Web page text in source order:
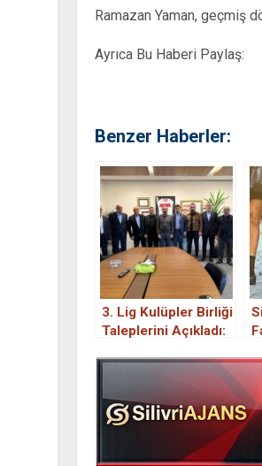
Ramazan Yaman, geçmiş
Ayrıca Bu Haberi Paylaş:
Benzer Haberler:
3. Lig Kulüpler Birliği
Taleplerini Açıkladı:
Transfer
Bekliyoruz”